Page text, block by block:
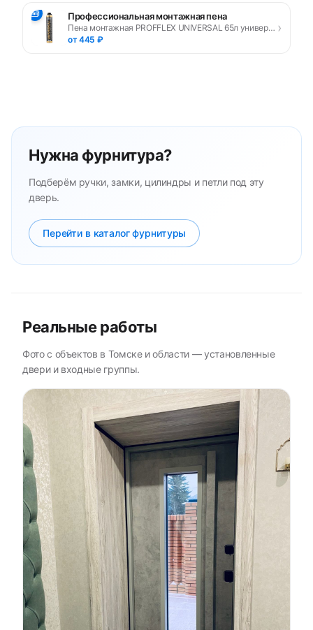
🧰 Профессиональная монтажная пена
Пена монтажная PROFFLEX UNIVERSAL 65л универсальная
от 445 ₽
›
Нужна фурнитура?
Подберём ручки, замки, цилиндры и петли под эту
дверь.
Перейти в каталог фурнитуры
Реальные работы
Фото с объектов в Томске и области — установленные
двери и входные группы.